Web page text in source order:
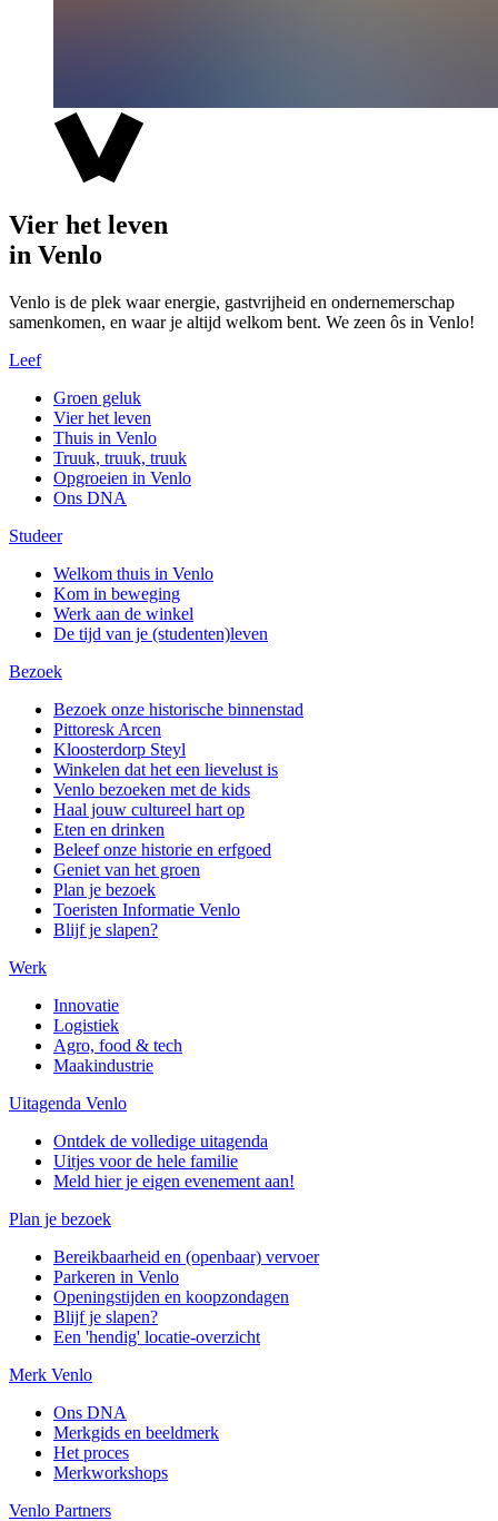
Vier het leven
in Venlo
Venlo is de plek waar energie, gastvrijheid en ondernemerschap
samenkomen, en waar je altijd welkom bent. We zeen ôs in Venlo!
Leef
Groen geluk
Vier het leven
Thuis in Venlo
Truuk, truuk, truuk
Opgroeien in Venlo
Ons DNA
Studeer
Welkom thuis in Venlo
Kom in beweging
Werk aan de winkel
De tijd van je (studenten)leven
Bezoek
Bezoek onze historische binnenstad
Pittoresk Arcen
Kloosterdorp Steyl
Winkelen dat het een lievelust is
Venlo bezoeken met de kids
Haal jouw cultureel hart op
Eten en drinken
Beleef onze historie en erfgoed
Geniet van het groen
Plan je bezoek
Toeristen Informatie Venlo
Blijf je slapen?
Werk
Innovatie
Logistiek
Agro, food & tech
Maakindustrie
Uitagenda Venlo
Ontdek de volledige uitagenda
Uitjes voor de hele familie
Meld hier je eigen evenement aan!
Plan je bezoek
Bereikbaarheid en (openbaar) vervoer
Parkeren in Venlo
Openingstijden en koopzondagen
Blijf je slapen?
Een 'hendig' locatie-overzicht
Merk Venlo
Ons DNA
Merkgids en beeldmerk
Het proces
Merkworkshops
Venlo Partners